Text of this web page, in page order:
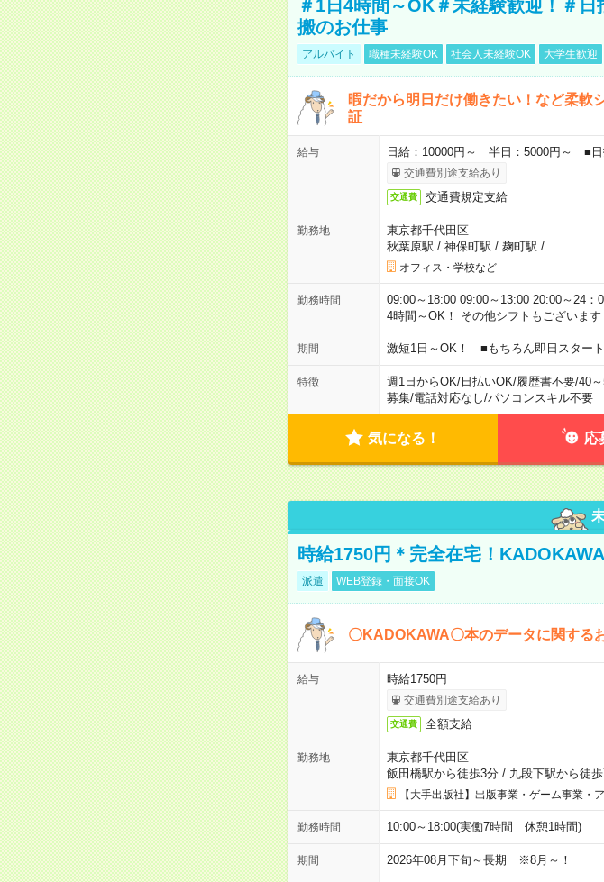
＃1日4時間～OK＃未経験歓迎！＃
搬のお仕事
アルバイト 職種未経験OK 社会人未経験OK 大学生歓迎
暇だから明日だけ働きたい！など柔軟
証
給与 日給：10000円～ 半日：5000円～ ■日
交通費別途支給あり
交通費 交通費規定支給
勤務地
東京都千代田区
秋葉原駅 / 神保町駅 / 麹町駅 /
オフィス・学校など
勤務時間
09:00～18:00 09:00～13:00 20:00～24
4時間～OK！ その他シフトもございま
期間 激短1日～OK！ ■もちろん即日スター
特徴 週1日からOK/日払いOK/履歴書不要/40
募集/電話対応なし/パソコンスキル不要
気になる！ 応
時給1750円＊完全在宅！
派遣 WEB登録・面接OK
〇KADOKAWA〇本のデータに関する
給与 時給1750円
交通費別途支給あり
交通費 全額支給
勤務地
東京都千代田区
飯田橋駅から徒歩3分/ 九段下駅から徒
【大手出版社】出版事業・ゲーム事業・
勤務時間 10:00～18:00(実働7時間 休憩1時間)
期間 2026年08月下旬～長期 ※8月～！